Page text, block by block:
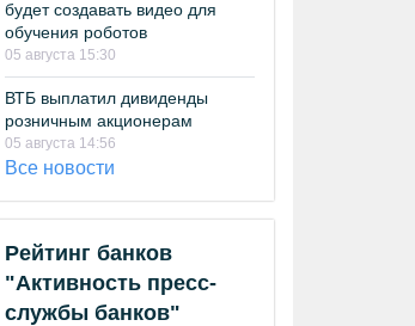
будет создавать видео для
обучения роботов
05 августа 15:30
ВТБ выплатил дивиденды
розничным акционерам
05 августа 14:56
Все новости
Рейтинг банков
"Активность пресс-
службы банков"